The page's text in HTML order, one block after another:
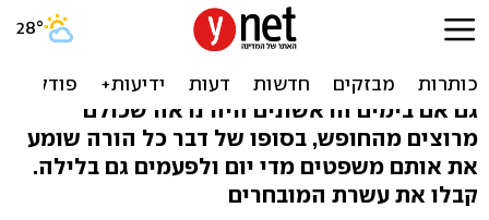
אין מה לאכול! משפטי
החופש הגדול
גם אם בימים הראשונים היה נראה שכולם
מרוצים מהחופש, בסופו של דבר כל הורה שומע
את אותם משפטים מדי יום ולפעמים גם בלילה.
קבלו את עשרת המובחרים